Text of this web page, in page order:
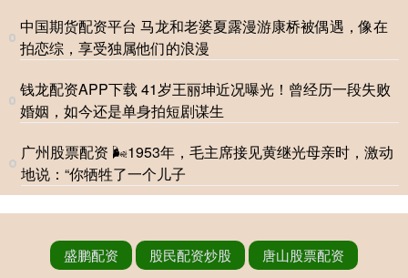
中国期货配资平台 马龙和老婆夏露漫游康桥被偶遇，像在
拍恋综，享受独属他们的浪漫
钱龙配资APP下载 41岁王丽坤近况曝光！曾经历一段失败
婚姻，如今还是单身拍短剧谋生
广州股票配资 🌬1953年，毛主席接见黄继光母亲时，激动
地说：“你牺牲了一个儿子
盛鹏配资 股民配资炒股 唐山股票配资